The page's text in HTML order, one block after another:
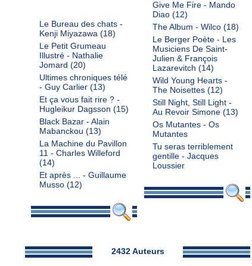
Give Me Fire - Mando
Diao(12)
The Album - Wilco(18)
Le Berger Poète - Les
Musiciens De Saint-
Julien & François
Lazarevitch (14)
Wild Young Hearts -
The Noisettes(12)
Still Night, Still Light -
Au Revoir Simone(13)
Os Mutantes - Os
Mutantes
Tu seras terriblement
gentille - Jacques
Loussier
Le Bureau des chats -
Kenji Miyazawa(18)
Le Petit Grumeau
Illustré - Nathalie
Jomard (20)
Ultimes chroniques télé
- Guy Carlier(13)
Et ça vous fait rire ? -
Hugleikur Dagsson (15)
Black Bazar - Alain
Mabanckou (13)
La Machine du Pavillon
11 - Charles Willeford
(14)
Et après ... - Guillaume
Musso(12)
2432 Auteurs